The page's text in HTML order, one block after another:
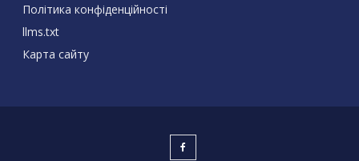
Політика конфіденційності
llms.txt
Карта сайту